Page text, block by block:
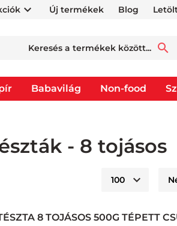
Új termékek Blog
Babavilág Non-food
- 8 tojásos
8 TOJÁSOS 500G TÉPETT